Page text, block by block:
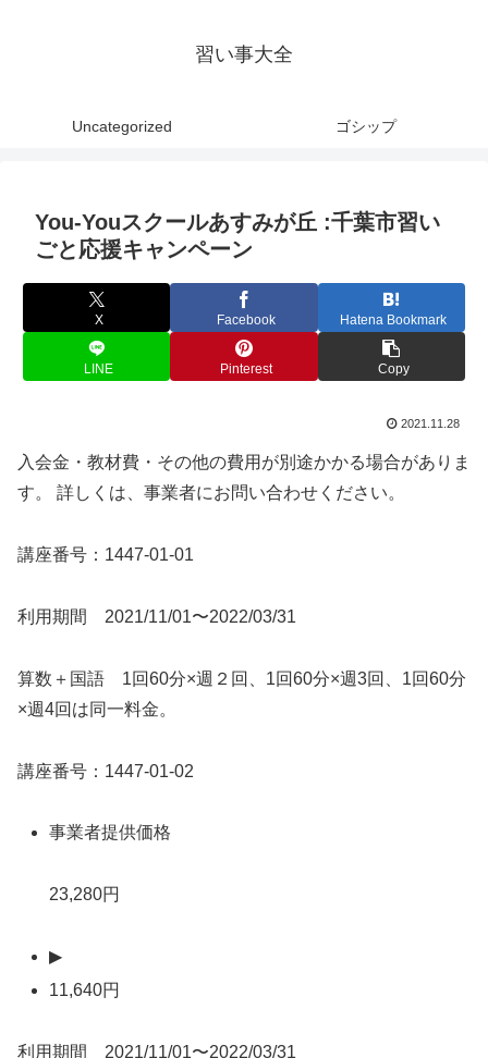
習い事大全
Uncategorized ゴシップ
You-Youスクールあすみが丘 :千葉市習い
ごと応援キャンペーン
X Facebook Hatena Bookmark
LINE Pinterest Copy
2021.11.28
入会金・教材費・その他の費用が別途かかる場合がありま
す。 詳しくは、事業者にお問い合わせください。
講座番号：1447-01-01
利用期間 2021/11/01〜2022/03/31
算数＋国語 1回60分×週２回、1回60分×週3回、1回60分
×週4回は同一料金。
講座番号：1447-01-02
事業者提供価格
23,280円
▶
11,640円
利用期間 2021/11/01〜2022/03/31